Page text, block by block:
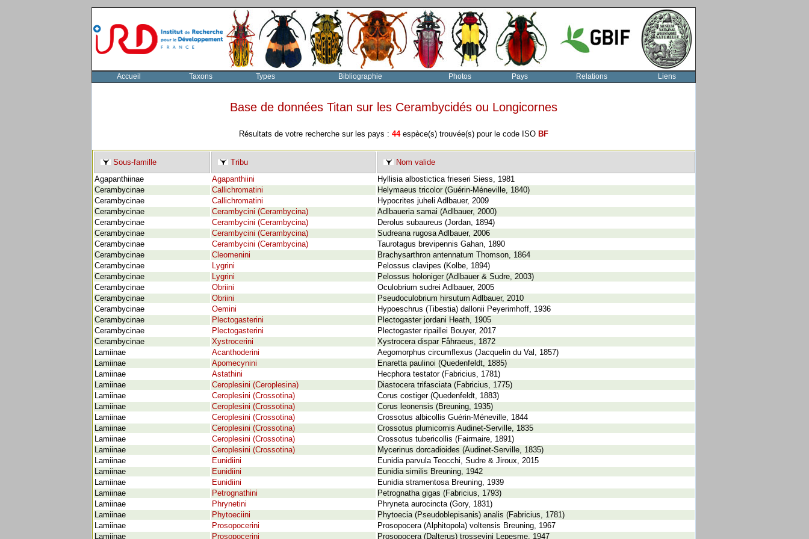
Accueil Taxons Types Bibliographie Photos Pays Relations Liens
Base de données Titan sur les Cerambycidés ou Longicornes
Résultats de votre recherche sur les pays : 44espèce(s) trouvée(s) pour le code ISO BF
Sous-famille Tribu
Nom valide
Agapanthiinae
Agapanthiini
Hyllisia albostictica frieseri Siess, 1981
Cerambycinae
Callichromatini
Helymaeus tricolor (Guérin-Méneville, 1840)
Cerambycinae
Callichromatini
Hypocrites juheli Adlbauer, 2009
Cerambycinae
Cerambycini (Cerambycina)
Adlbaueria samai (Adlbauer, 2000)
Cerambycinae
Cerambycini (Cerambycina)
Derolus subaureus (Jordan, 1894)
Cerambycinae
Cerambycini (Cerambycina)
Sudreana rugosa Adlbauer, 2006
Cerambycinae
Cerambycini (Cerambycina)
Taurotagus brevipennis Gahan, 1890
Cerambycinae
Cleomenini
Brachysarthron antennatum Thomson, 1864
Cerambycinae
Lygrini
Pelossus clavipes (Kolbe, 1894)
Cerambycinae
Lygrini
Pelossus holoniger (Adlbauer & Sudre, 2003)
Cerambycinae
Obriini
Oculobrium sudrei Adlbauer, 2005
Cerambycinae
Obriini
Pseudoculobrium hirsutum Adlbauer, 2010
Cerambycinae
Oemini
Hypoeschrus (Tibestia) dallonii Peyerimhoff, 1936
Cerambycinae
Plectogasterini
Plectogaster jordani Heath, 1905
Cerambycinae
Plectogasterini
Plectogaster ripaillei Bouyer, 2017
Cerambycinae
Xystrocerini
Xystrocera dispar Fåhraeus, 1872
Lamiinae
Acanthoderini
Aegomorphus circumflexus (Jacquelin du Val, 1857)
Lamiinae
Apomecynini
Enaretta paulinoi (Quedenfeldt, 1885)
Lamiinae
Astathini
Hecphora testator (Fabricius, 1781)
Lamiinae
Ceroplesini (Ceroplesina)
Diastocera trifasciata (Fabricius, 1775)
Lamiinae
Ceroplesini (Crossotina)
Corus costiger (Quedenfeldt, 1883)
Lamiinae
Ceroplesini (Crossotina)
Corus leonensis (Breuning, 1935)
Lamiinae
Ceroplesini (Crossotina)
Crossotus albicollis Guérin-Méneville, 1844
Lamiinae
Ceroplesini (Crossotina)
Crossotus plumicornis Audinet-Serville, 1835
Lamiinae
Ceroplesini (Crossotina)
Crossotus tubericollis (Fairmaire, 1891)
Lamiinae
Ceroplesini (Crossotina)
Mycerinus dorcadioides (Audinet-Serville, 1835)
Lamiinae
Eunidiini
Eunidia parvula Teocchi, Sudre & Jiroux, 2015
Lamiinae
Eunidiini
Eunidia similis Breuning, 1942
Lamiinae
Eunidiini
Eunidia stramentosa Breuning, 1939
Lamiinae
Petrognathini
Petrognatha gigas (Fabricius, 1793)
Lamiinae
Phrynetini
Phryneta aurocincta (Gory, 1831)
Lamiinae
Phytoeciini
Phytoecia (Pseudoblepisanis) analis (Fabricius, 1781)
Lamiinae
Prosopocerini
Prosopocera (Alphitopola) voltensis Breuning, 1967
Lamiinae
Prosopocerini Prosopocera (Dalterus) trossevini Lepesme, 1947